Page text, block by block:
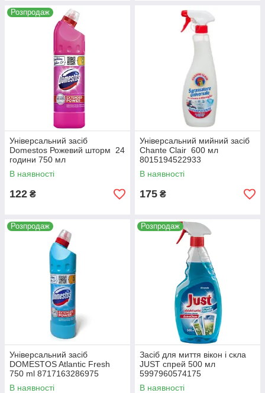
Розпродаж
Універсальний засіб
Domеstos Рожевий шторм 24
години 750 мл
5996358010714
В наявності
122 ₴
Універсальний мийний засіб
Chante Clair 600 мл
8015194522933
В наявності
175 ₴
Розпродаж
Універсальний засіб
DOMESTOS Atlantic Fresh
750 ml 8717163286975
В наявності
Розпродаж
Засіб для миття вікон і скла
JUST спрей 500 мл
5997960574175
В наявності